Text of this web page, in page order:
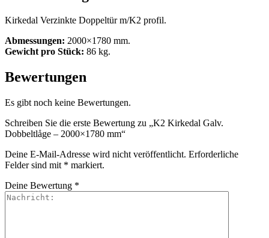
Kirkedal Verzinkte Doppeltür m/K2 profil.
Abmessungen: 2000×1780 mm.
Gewicht pro Stück: 86 kg.
Bewertungen
Es gibt noch keine Bewertungen.
Schreiben Sie die erste Bewertung zu „K2 Kirkedal Galv.
Dobbeltlåge – 2000×1780 mm“
Deine E-Mail-Adresse wird nicht veröffentlicht. Erforderliche
Felder sind mit * markiert.
Deine Bewertung *